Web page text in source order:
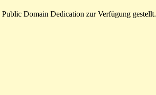
Public Domain Dedication zur Verfügung gestellt.